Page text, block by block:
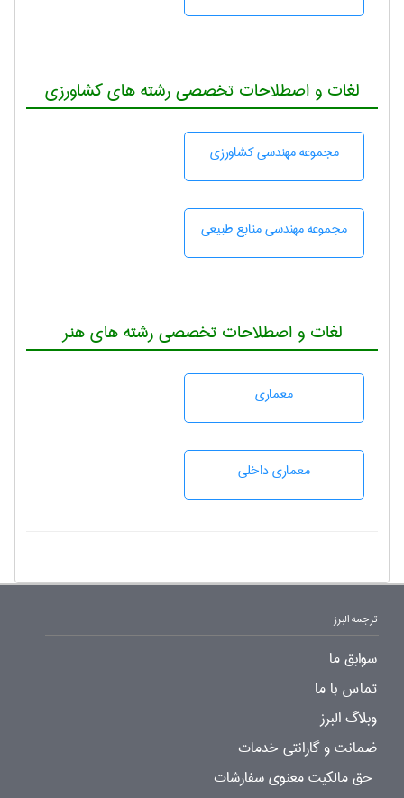
لغات و اصطلاحات تخصصی رشته های کشاورزی
مجموعه مهندسی كشاورزی
مجموعه مهندسی منابع طبيعی
لغات و اصطلاحات تخصصی رشته های هنر
معماری
معماری داخلی
ترجمه البرز
سوابق ما
تماس با ما
وبلاگ البرز
ضمانت و گارانتی خدمات
حق مالکیت معنوی سفارشات